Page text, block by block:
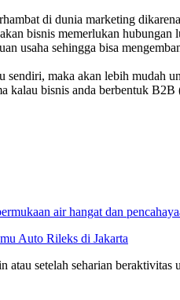
di dunia marketing
bisnis memerlukan hubungan
usaha sehingga bisa
sendiri, maka akan lebih mudah
kalau bisnis anda berbentuk B2B
Auto Rileks di Jakarta
setelah seharian